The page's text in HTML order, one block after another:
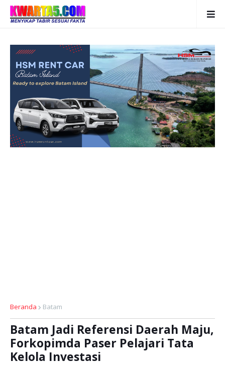
Beranda Batam
Batam Jadi Referensi Daerah Maju,
Forkopimda Paser Pelajari Tata
Kelola Investasi